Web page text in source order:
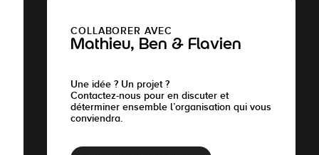
COLLABORER AVEC
Mathieu, Ben & Flavien
Une idée ? Un projet ?
Contactez-nous pour en discuter et
déterminer ensemble l’organisation qui vous
conviendra.